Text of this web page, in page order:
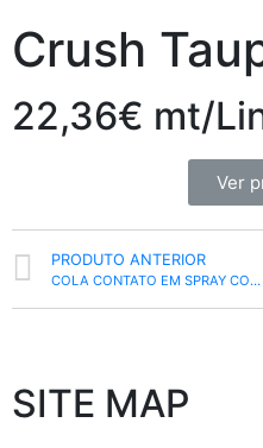
Crush
22,36€ mt/
Ver
PRODUTO ANTERIOR
COLA CONTATO EM SPRAY COLL – 400ML
SITE MAP